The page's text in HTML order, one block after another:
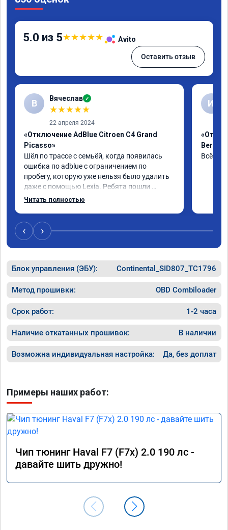
5.0 из 5★★★★★ Avito
Оставить отзыв
В Вячеслав ✓
★★★★★
22 апреля 2024
«Отключение AdBlue Citroen C4 Grand
Picasso»
Шёл по трассе с семьёй, когда появилась
ошибка по adblue с ограничением по
пробегу, которую уже нельзя было удалить
даже с помощью Lexia. Ребята пошли
навстречу, оперативно приняли и за час
Читать полностью
И
Всё
‹ ›
Блок управления (ЭБУ): Continental_SID807_TC1796
Метод прошивки: OBD Combiloader
Срок работ: 1-2 часа
Наличие откатанных прошивок: В наличии
Возможна индивидуальная настройка: Да, без доплат
Примеры наших работ:
Чип тюнинг Haval F7 (F7x) 2.0 190 лс -
давайте шить дружно!